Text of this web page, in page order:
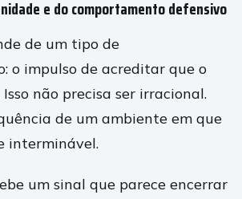
e do comportamento defensivo
de um tipo de
o impulso de acreditar que o
não precisa ser irracional.
de um ambiente em que
interminável.
um sinal que parece encerrar